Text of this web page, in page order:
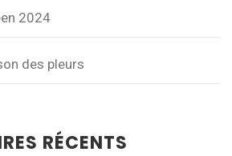
2024
des pleurs
RÉCENTS